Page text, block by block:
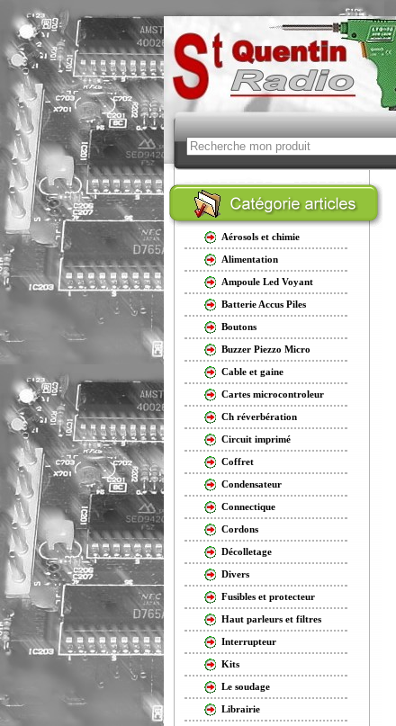
Aérosols et chimie
Alimentation
Ampoule Led Voyant
Batterie Accus Piles
Boutons
Buzzer Piezzo Micro
Cable et gaine
Cartes microcontroleur
Ch réverbération
Circuit imprimé
Coffret
Condensateur
Connectique
Cordons
Décolletage
Divers
Fusibles et protecteur
Haut parleurs et filtres
Interrupteur
Kits
Le soudage
Librairie